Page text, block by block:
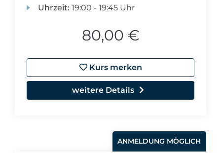
Uhrzeit: 19:00 - 19:45 Uhr
80,00 €
Kurs merken
weitere Details
ANMELDUNG MÖGLICH